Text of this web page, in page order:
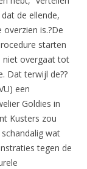
de ellende,
is.?De
starten
niet overgaat tot
Dat terwijl de??
een
Goldies in
Kusters zou
wat
tegen de